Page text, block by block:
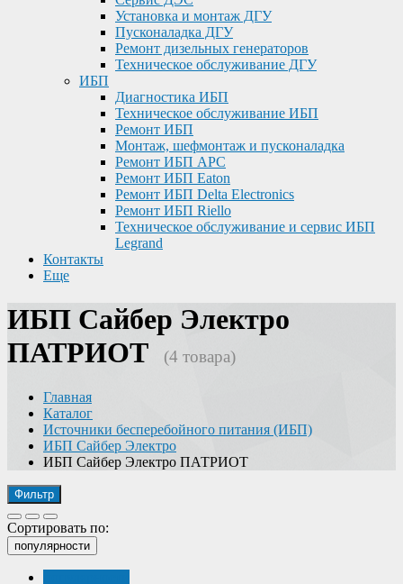
Установка и монтаж ДГУ
Пусконаладка ДГУ
Ремонт дизельных генераторов
Техническое обслуживание ДГУ
ИБП
Диагностика ИБП
Техническое обслуживание ИБП
Ремонт ИБП
Монтаж, шефмонтаж и пусконаладка
Ремонт ИБП APC
Ремонт ИБП Eaton
Ремонт ИБП Delta Electronics
Ремонт ИБП Riello
Техническое обслуживание и сервис ИБП
Legrand
Контакты
Еще
ИБП Сайбер Электро
ПАТРИОТ
(4 товара)
Главная
Каталог
Источники бесперебойного питания (ИБП)
ИБП Сайбер Электро
ИБП Сайбер Электро ПАТРИОТ
Фильтр
Сортировать по:
популярности